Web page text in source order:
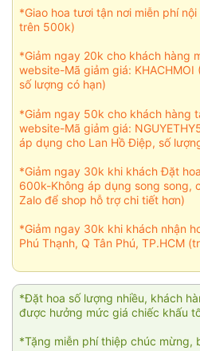
*Giao hoa tươi tận nơi miễn phí
trên 500k)
*Giảm ngay 20k cho khách hàng
website-Mã giảm giá:
số lượng có hạn)
*Giảm ngay 50k cho khách hàng
website-Mã giảm giá:
áp dụng cho Lan Hồ Điệp, số
*Giảm ngay 30k khi khách Đặt
600k-Không áp dụng song song,
Zalo để shop hỗ trợ chi tiết hơn)
*Giảm ngay 30k khi khách nhận
Phú Thạnh, Q Tân Phú, TP.HCM
*Đặt hoa số lượng nhiều, khách
được hưởng mức giá chiếc khấu
*Tặng miễn phí thiệp chúc mừng,